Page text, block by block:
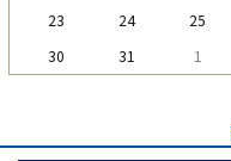
23
24 25
30
31 1